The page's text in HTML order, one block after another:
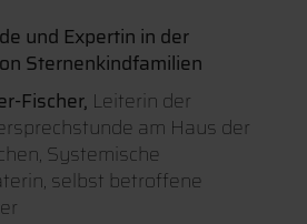
und Expertin in der
Sternenkindfamilien
Fischer, Leiterin der
am Haus der
Systemische
selbst betroffene